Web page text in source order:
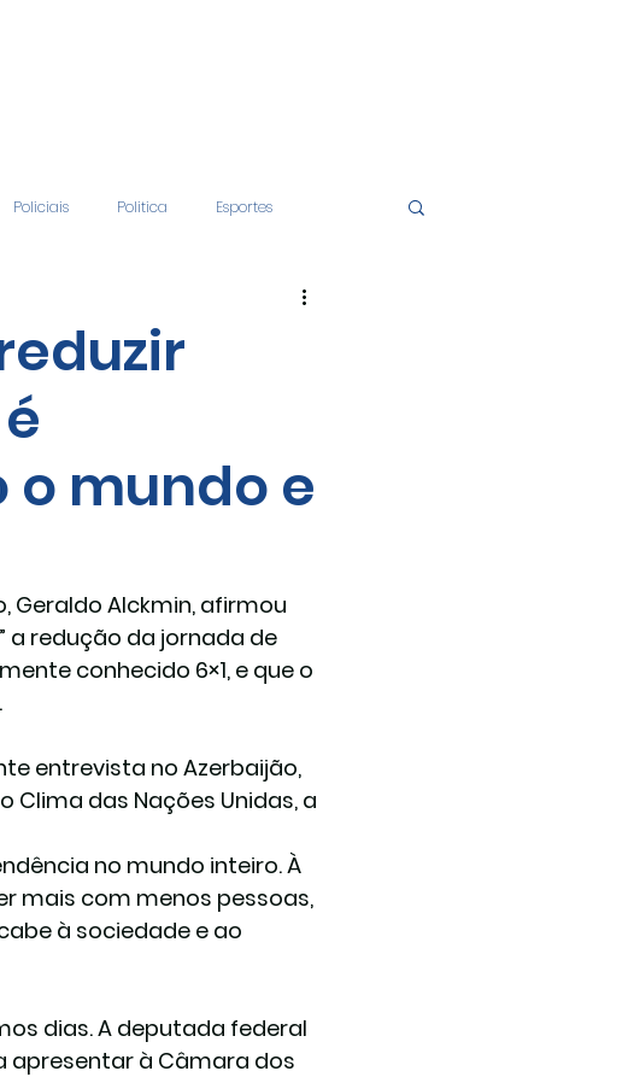
Policiais Politica Esportes
Finanças
o mundo e
Geraldo Alckmin, afirmou
a redução da jornada de
conhecido 6×1, e que o
entrevista no Azerbaijão,
das Nações Unidas, a
no mundo inteiro. À
mais com menos pessoas,
à sociedade e ao
dias. A deputada federal
apresentar à Câmara dos